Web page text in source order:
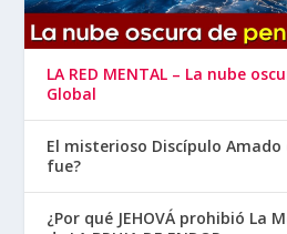
LA RED MENTAL – La nube
Global
El misterioso Discípulo Amado
fue?
¿Por qué JEHOVÁ prohibió La